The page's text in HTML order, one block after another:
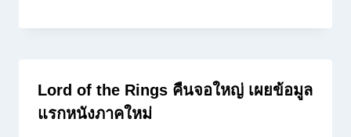
Lord of the Rings คืนจอใหญ่ เผยข้อมูล
แรกหนังภาคใหม่